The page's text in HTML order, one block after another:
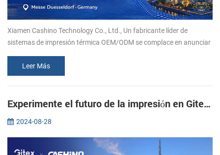
Xiamen Cashino Technology Co., Ltd., Un fabricante líder de
sistemas de impresión térmica OEM/ODM se complace en anunciar
su participación en EuroShop 2026. Del 22 al 26 de febrero, le
invitamos a uni...
Leer Más
Experimente el futuro de la impresión en Gitex 2024: únase a Xiamen CASHINO
2024-08-28